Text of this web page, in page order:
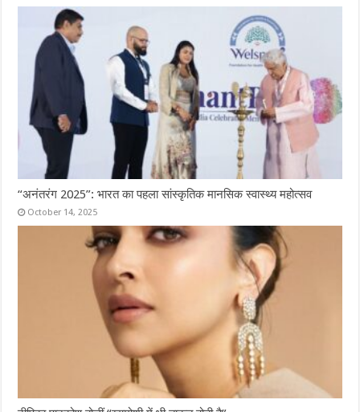
“अनंतरंग 2025”: भारत का पहला सांस्कृतिक मानसिक स्वास्थ्य महोत्सव
October 14, 2025